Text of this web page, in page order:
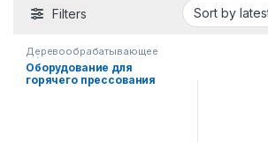
Filters
Деревообрабатывающее
оборудование
Оборудование для
горячего прессования